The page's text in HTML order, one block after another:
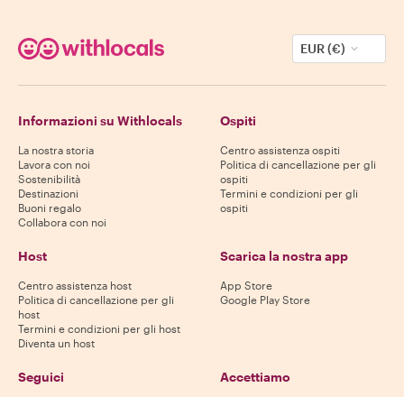
EUR (€)
Informazioni su Withlocals
La nostra storia
Lavora con noi
Sostenibilità
Destinazioni
Buoni regalo
Collabora con noi
Ospiti
Centro assistenza ospiti
Politica di cancellazione per gli
ospiti
Termini e condizioni per gli
ospiti
Host
Centro assistenza host
Politica di cancellazione per gli
host
Termini e condizioni per gli host
Diventa un host
Scarica la nostra app
App Store
Google Play Store
Seguici Accettiamo